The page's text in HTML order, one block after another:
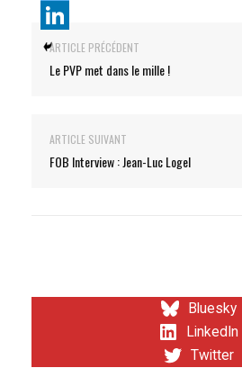
ARTICLE PRÉCÉDENT
Le PVP met dans le mille !
ARTICLE SUIVANT
FOB Interview : Jean-Luc Logel
Bluesky
LinkedIn
Twitter